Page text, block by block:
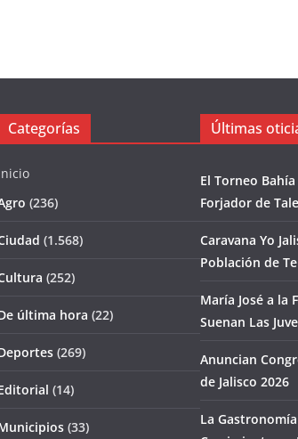
Categorías
(236)
(1.568)
(252)
última hora (22)
(269)
(14)
(33)
Últimas
El Torneo
Forjador de
Caravana Yo
Población de
María José a la
Suenan Las
Anuncian
de Jalisco 2026
La